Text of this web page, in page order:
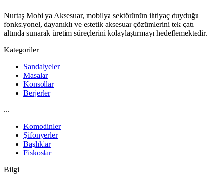
Nurtaş Mobilya Aksesuar, mobilya sektörünün ihtiyaç duyduğu
fonksiyonel, dayanıklı ve estetik aksesuar çözümlerini tek çatı
altında sunarak üretim süreçlerini kolaylaştırmayı hedeflemektedir.
Kategoriler
Sandalyeler
Masalar
Konsollar
Berjerler
...
Komodinler
Şifonyerler
Başlıklar
Fiskoslar
Bilgi